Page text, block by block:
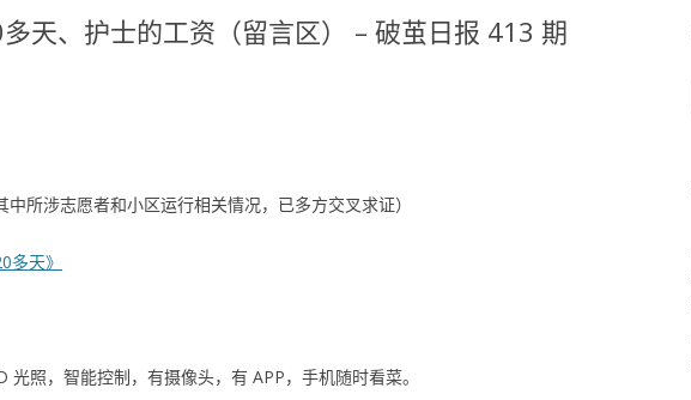
天、护士的工资（留言区） – 破茧日报 413 期
所涉志愿者和小区运行相关情况，已多方交叉求证）
多天》
光照，智能控制，有摄像头，有 APP，手机随时看菜。